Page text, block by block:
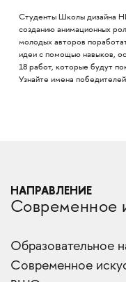
Студенты Школы дизайна
созданию анимационных
молодых авторов
идеи с помощью навыков,
18 работ, которые будут
Узнайте имена
НАПРАВЛЕНИЕ
Современное
Образовательное
Современное